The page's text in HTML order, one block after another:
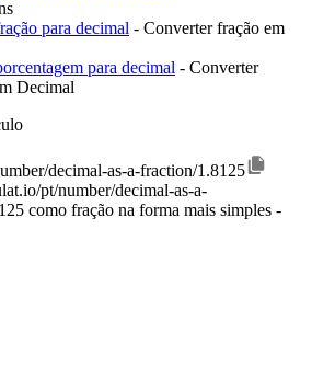
para decimal - Converter fração em
para decimal - Converter
Decimal
decimal-as-a-fraction/1.8125
pt/number/decimal-as-a-
como fração na forma mais simples -